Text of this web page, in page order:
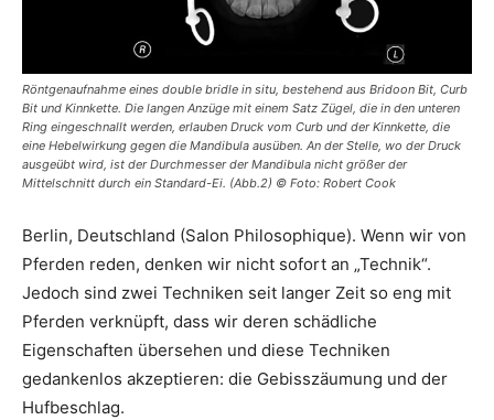
Röntgenaufnahme eines double bridle in situ, bestehend aus Bridoon Bit, Curb
Bit und Kinnkette. Die langen Anzüge mit einem Satz Zügel, die in den unteren
Ring eingeschnallt werden, erlauben Druck vom Curb und der Kinnkette, die
eine Hebelwirkung gegen die Mandibula ausüben. An der Stelle, wo der Druck
ausgeübt wird, ist der Durchmesser der Mandibula nicht größer der
Mittelschnitt durch ein Standard-Ei. (Abb.2) © Foto: Robert Cook
Berlin, Deutschland (Salon Philosophique). Wenn wir von
Pferden reden, denken wir nicht sofort an „Technik“.
Jedoch sind zwei Techniken seit langer Zeit so eng mit
Pferden verknüpft, dass wir deren schädliche
Eigenschaften übersehen und diese Techniken
gedankenlos akzeptieren: die Gebisszäumung und der
Hufbeschlag.